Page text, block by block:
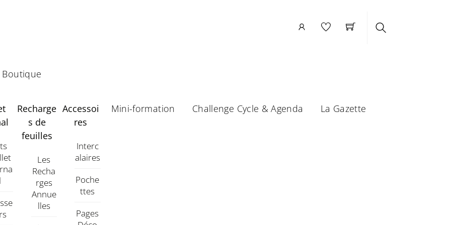
Boutique
L
Recharge
s de
feuilles
Les
Recha
Rges
Annue
Lles
Accessoi
res
Interc
Alaires
Poche
Ttes
Pages
Mini-formation Challenge Cycle & Agenda La Gazette